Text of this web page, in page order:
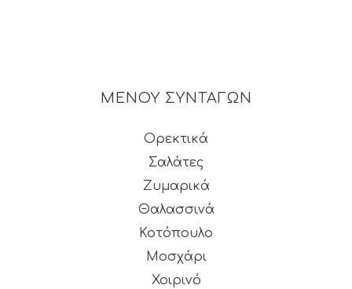
ΜΕΝΟΥ ΣΥΝΤΑΓΩΝ
Ορεκτικά
Σαλάτες
Ζυμαρικά
Θαλασσινά
Κοτόπουλο
Μοσχάρι
Χοιρινό